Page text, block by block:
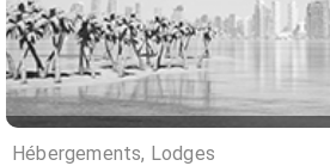
Hébergements, Lodges